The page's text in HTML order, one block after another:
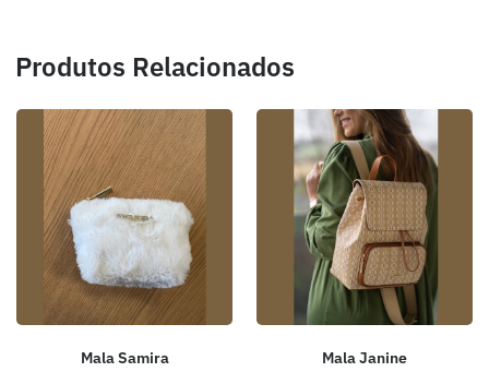
Produtos Relacionados
Mala Samira
Mala Janine